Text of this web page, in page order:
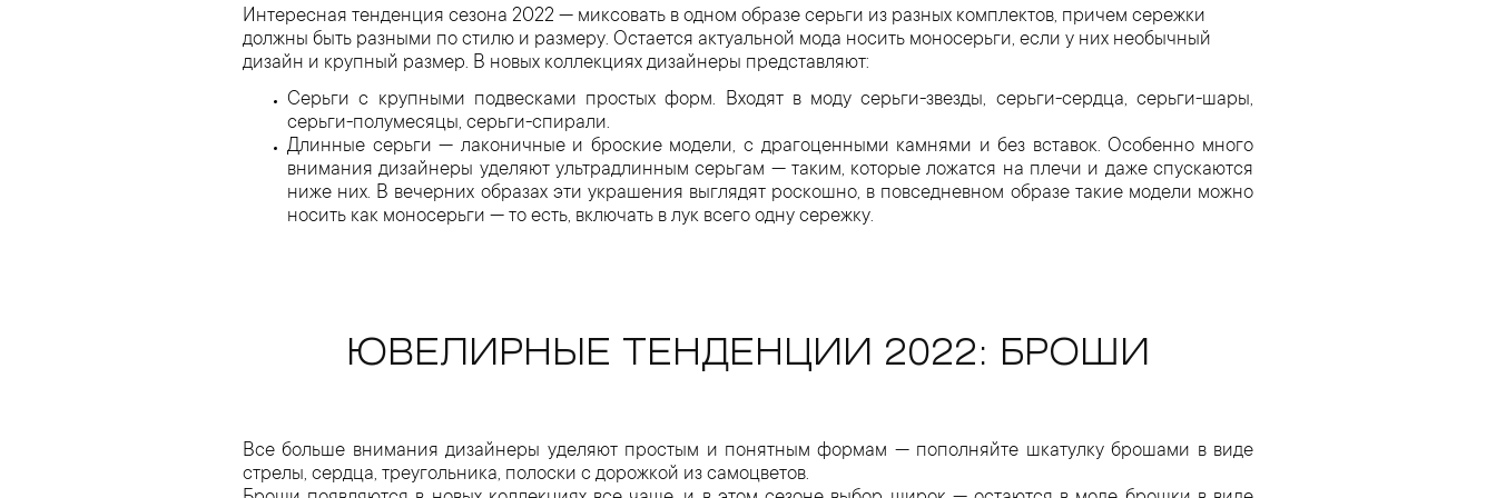
Интересная тенденция сезона 2022 — миксовать в одном образе серьги из разных комплектов, причем сережки
должны быть разными по стилю и размеру. Остается актуальной мода носить моносерьги, если у них необычный
дизайн и крупный размер. В новых коллекциях дизайнеры представляют:
Серьги с крупными подвесками простых форм. Входят в моду серьги-звезды, серьги-сердца, серьги-шары,
серьги-полумесяцы, серьги-спирали.
Длинные серьги — лаконичные и броские модели, с драгоценными камнями и без вставок. Особенно много
внимания дизайнеры уделяют ультрадлинным серьгам — таким, которые ложатся на плечи и даже спускаются
ниже них. В вечерних образах эти украшения выглядят роскошно, в повседневном образе такие модели можно
носить как моносерьги — то есть, включать в лук всего одну сережку.
ЮВЕЛИРНЫЕ ТЕНДЕНЦИИ 2022: БРОШИ
Все больше внимания дизайнеры уделяют простым и понятным формам — пополняйте шкатулку брошами в виде
стрелы, сердца, треугольника, полоски с дорожкой из самоцветов.